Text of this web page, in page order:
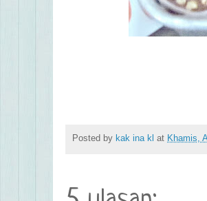
Posted by kak ina kl at Khamis,